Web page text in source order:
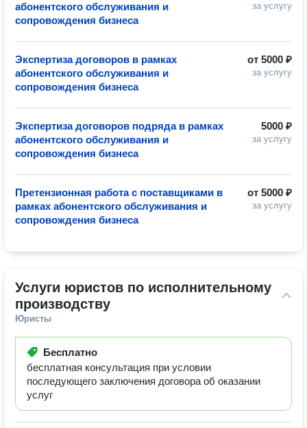
за услугу
абонентского обслуживания и
сопровождения бизнеса
от 5000 ₽
за услугу
Экспертиза договоров в рамках
абонентского обслуживания и
сопровождения бизнеса
5000 ₽
за услугу
Экспертиза договоров подряда в рамках
абонентского обслуживания и
сопровождения бизнеса
от 5000 ₽
за услугу
Претензионная работа с поставщиками в
рамках абонентского обслуживания и
сопровождения бизнеса
Услуги юристов по исполнительному
производству
Юристы
Бесплатно
бесплатная консультация при условии
последующего заключения договора об оказании
услуг